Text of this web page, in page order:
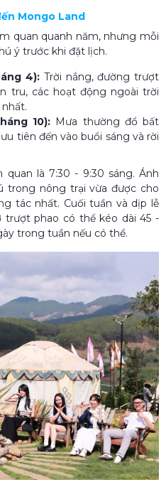
Mongo Land
quan quanh năm, nhưng mỗi
ý trước khi đặt lịch.
4): Trời nắng, đường trượt
tru, các hoạt động ngoài trời
10): Mưa thường đổ bất
tiên đến vào buổi sáng và rời
là 7:30 - 9:30 sáng. Ánh
trong nông trại vừa được cho
tác nhất. Cuối tuần và dịp lễ
trượt phao có thể kéo dài 45 -
trong tuần nếu có thể.